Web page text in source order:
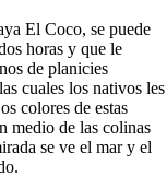
El Coco, se puede
horas y que le
de planicies
cuales los nativos les
colores de estas
medio de las colinas
se ve el mar y el